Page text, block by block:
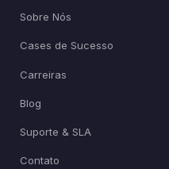
Sobre Nós
Cases de Sucesso
Carreiras
Blog
Suporte & SLA
Contato